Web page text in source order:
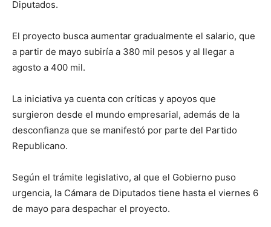
Diputados.
El proyecto busca aumentar gradualmente el salario, que
a partir de mayo subiría a 380 mil pesos y al llegar a
agosto a 400 mil.
La iniciativa ya cuenta con críticas y apoyos que
surgieron desde el mundo empresarial, además de la
desconfianza que se manifestó por parte del Partido
Republicano.
Según el trámite legislativo, al que el Gobierno puso
urgencia, la Cámara de Diputados tiene hasta el viernes 6
de mayo para despachar el proyecto.